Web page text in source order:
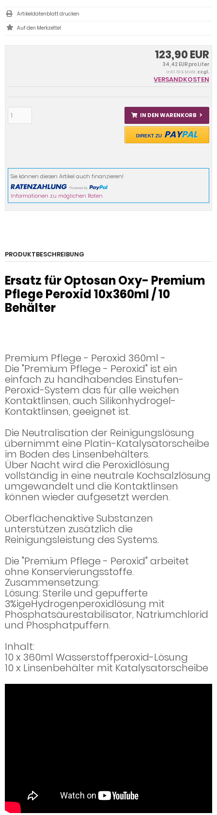
123,90 EUR
34,42 EUR pro Liter
inkl. 19 % MwSt. zzgl.
VERSANDKOSTEN
IN DEN WARENKORB
DIREKT ZU PAYPAL
Sie können diesen Artikel auch finanzieren!
Informationen zu möglichen Raten
Artikeldatenblatt drucken
PRODUKTBESCHREIBUNG
Ersatz für Optosan Oxy- Premium
Pflege Peroxid 10x360ml / 10
Behälter
Premium Pflege - Peroxid 360ml -
Die "Premium Pflege - Peroxid" ist ein
einfach zu handhabendes Einstufen-
Peroxid-System das für alle weichen
Kontaktlinsen, auch Silikonhydrogel-
Kontaktlinsen, geeignet ist.
Die Neutralisation der Reinigungslösung
übernimmt eine Platin-Katalysatorscheibe
im Boden des Linsenbehälters.
Über Nacht wird die Peroxidlösung
vollständig in eine neutrale Kochsalzlösung
umgewandelt und die Kontaktlinsen
können wieder aufgesetzt werden.
Oberflächenaktive Substanzen
unterstützen zusätzlich die
Reinigungsleistung des Systems.
Die "Premium Pflege - Peroxid" arbeitet
ohne Konservierungsstoffe.
Zusammensetzung:
Lösung: Sterile und gepufferte
3%igeHydrogenperoxidlösung mit
Phosphatsäurestabilisator, Natriumchlorid
und Phosphatpuffern.
Inhalt:
10 x 360ml Wasserstoffperoxid-Lösung
10 x Linsenbehälter mit Katalysatorscheibe